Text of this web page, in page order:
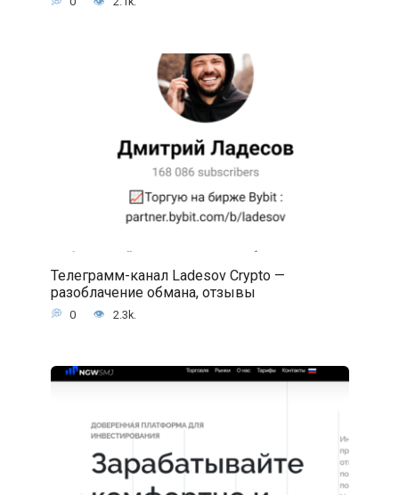
Телеграмм-канал Ladesov Crypto —
разоблачение обмана, отзывы
0 2.3k.